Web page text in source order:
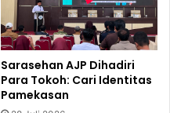
Sarasehan AJP Dihadiri
Para Tokoh: Cari Identitas
Pamekasan